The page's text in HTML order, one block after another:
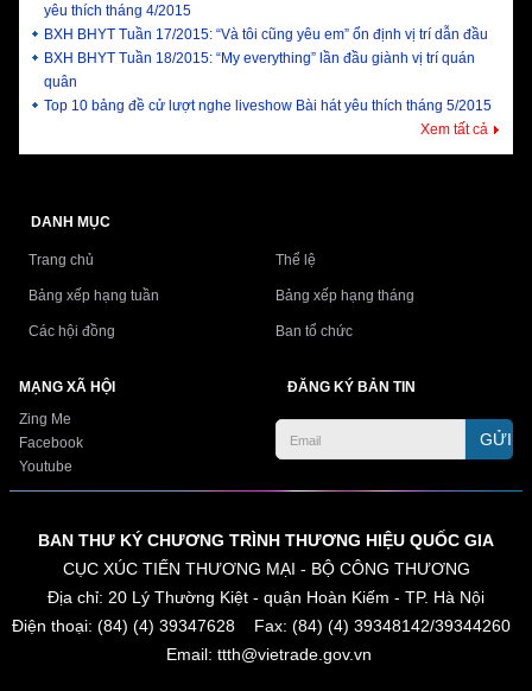
yêu thích tháng 4/2015
BXH BHYT Tuần 17/2015: “Và tôi cũng yêu em” ổn định vị trí dẫn đầu
BXH BHYT Tuần 18/2015: “My everything” lần đầu giành vị trí quán
quân
Top 10 bảng đề cử lượt nghe liveshow Bài hát yêu thích tháng 5/2015
Xem tất cả
DANH MỤC
Trang chủ Thể lệ
Bảng xếp hạng tuần Bảng xếp hạng tháng
Các hội đồng Ban tổ chức
MẠNG XÃ HỘI
Zing Me
Facebook
Youtube
ĐĂNG KÝ BẢN TIN
GỬI
BAN THƯ KÝ CHƯƠNG TRÌNH THƯƠNG HIỆU QUỐC GIA
CỤC XÚC TIẾN THƯƠNG MẠI - BỘ CÔNG THƯƠNG
Địa chỉ: 20 Lý Thường Kiệt - quận Hoàn Kiếm - TP. Hà Nội
Điện thoại: (84) (4) 39347628 Fax: (84) (4) 39348142/39344260
Email: ttth@vietrade.gov.vn